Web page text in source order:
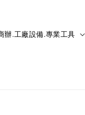
辦.工廠設備.專業工具